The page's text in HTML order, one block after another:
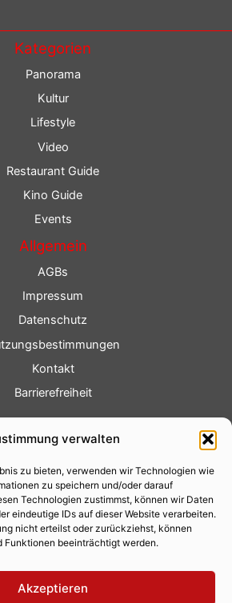
verwalten
zu bieten, verwenden wir Technologien wie
zu speichern und/oder darauf
Technologien zustimmst, können wir Daten
eindeutige IDs auf dieser Website verarbeiten.
nicht erteilst oder zurückziehst, können
Funktionen beeinträchtigt werden.
Akzeptieren
Kategorien
Panorama
Kultur
Lifestyle
Video
Restaurant Guide
Kino Guide
Events
Allgemein
AGBs
Impressum
Datenschutz
Kontakt
Barrierefreiheit
Fotoservice
Videoservice
Werbung
Contenterstellung
Lokalnachrichten
Lokalfernsehen
Eventkalender